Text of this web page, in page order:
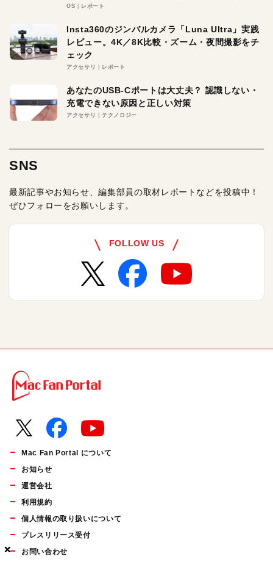
×
×
×
OS レポート
Insta360のジンバルカメラ「Luna Ultra」実践
レビュー。4K／8K比較・ズーム・夜間撮影をチ
ェック
アクセサリ レポート
あなたのUSB-Cポートは大丈夫？ 認識しない・
充電できない原因と正しい対策
アクセサリ テクノロジー
SNS
最新記事やお知らせ、編集部員の取材レポートなどを投稿中！
ぜひフォローをお願いします。
FOLLOW US
Mac Fan Portal について
お知らせ
運営会社
利用規約
個人情報の取り扱いについて
プレスリリース受付
お問い合わせ